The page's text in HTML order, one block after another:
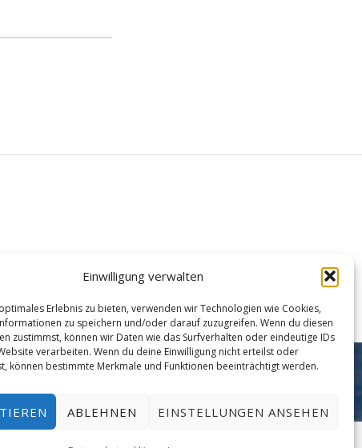
Einwilligung verwalten
Erlebnis zu bieten, verwenden wir Technologien wie Cookies,
zu speichern und/oder darauf zuzugreifen. Wenn du diesen
zustimmst, können wir Daten wie das Surfverhalten oder eindeutige IDs
verarbeiten. Wenn du deine Einwilligung nicht erteilst oder
können bestimmte Merkmale und Funktionen beeinträchtigt werden.
ABLEHNEN EINSTELLUNGEN ANSEHEN